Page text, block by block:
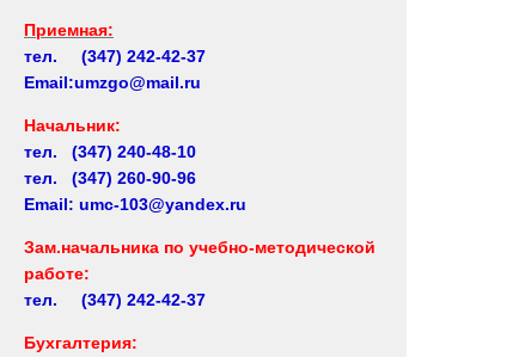
Приемная:
тел. (347) 242-42-37
Email:umzgo@mail.ru
Начальник:
тел. (347) 240-48-10
тел. (347) 260-90-96
Email: umc-103@yandex.ru
Зам.начальника по учебно-методической
работе:
тел. (347) 242-42-37
Бухгалтерия: